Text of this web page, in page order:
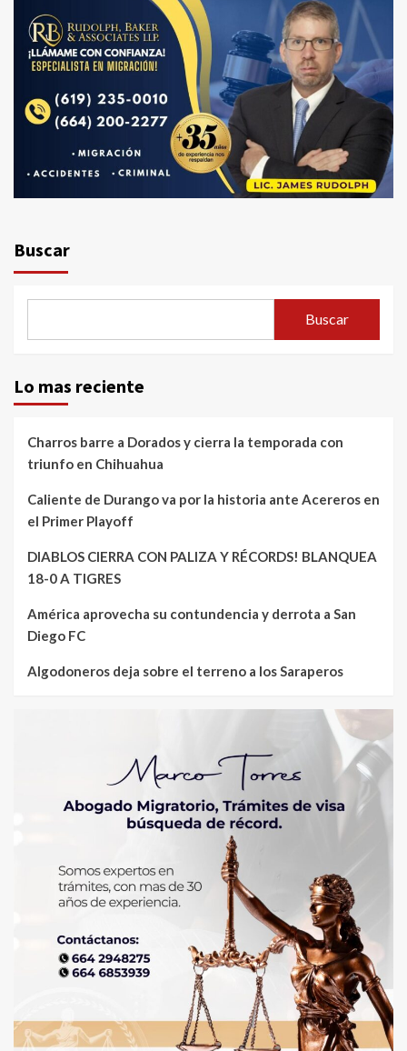
Buscar
Buscar
Lo mas reciente
Charros barre a Dorados y cierra la temporada con
triunfo en Chihuahua
Caliente de Durango va por la historia ante Acereros en
el Primer Playoff
DIABLOS CIERRA CON PALIZA Y RÉCORDS! BLANQUEA
18-0 A TIGRES
América aprovecha su contundencia y derrota a San
Diego FC
Algodoneros deja sobre el terreno a los Saraperos